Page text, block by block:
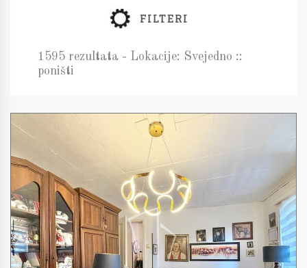
FILTERI
1595 rezultata - Lokacije: Svejedno ::
poništi